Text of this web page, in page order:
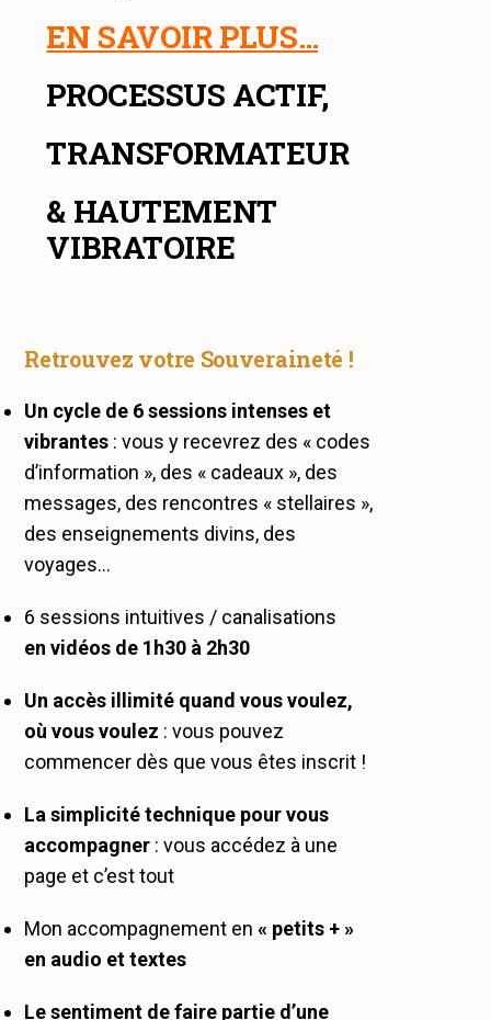
EN SAVOIR PLUS…
PROCESSUS ACTIF,
TRANSFORMATEUR
&HAUTEMENT
VIBRATOIRE
Retrouvez votre Souveraineté !
Un cycle de 6 sessions intenses et
vibrantes : vous y recevrez des « codes
d’information », des « cadeaux », des
messages, des rencontres « stellaires »,
des enseignements divins, des
voyages…
6 sessions intuitives / canalisations
en vidéos de 1h30 à 2h30
Un accès illimité quand vous voulez,
où vous voulez : vous pouvez
commencer dès que vous êtes inscrit !
La simplicité technique pour vous
accompagner : vous accédez à une
page et c’est tout
Mon accompagnement en« petits + »
en audio et textes
Le sentiment de faire partie d’une